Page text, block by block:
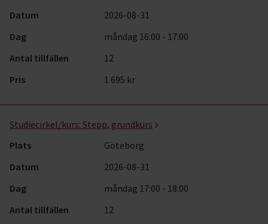
Datum
2026-08-31
Dag
måndag 16:00 - 17:00
Antal tillfällen
12
Pris
1 695 kr
Studiecirkel/kurs: Stepp, grundkurs
Plats
Göteborg
Datum
2026-08-31
Dag
måndag 17:00 - 18:00
Antal tillfällen
12